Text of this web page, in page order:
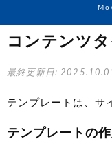
コンテンツ
最終更新日:
テンプレートは、サ
テンプレートの